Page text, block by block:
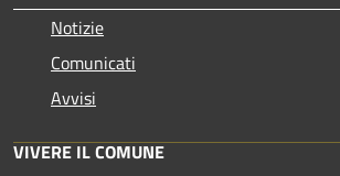
Notizie
Comunicati
Avvisi
VIVERE IL COMUNE